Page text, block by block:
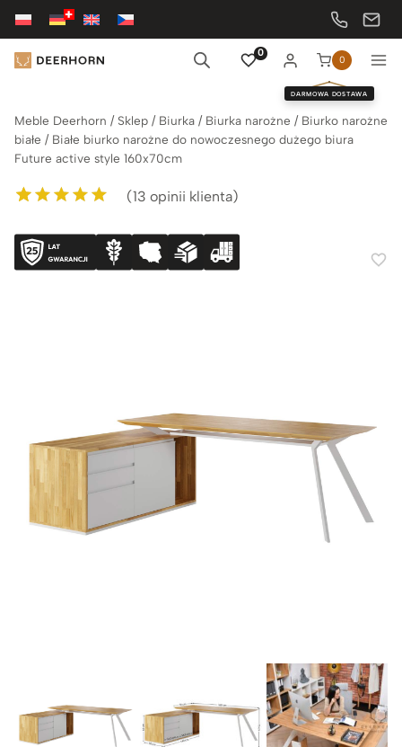
Przejdź
treści
0
0
DARMOWA DOSTAWA
Meble Deerhorn / Sklep / Biurka / Biurka narożne / Biurko narożne
białe / Białe biurko narożne do nowoczesnego dużego biura
Future active style 160x70cm
5.00na 5 na
podstawie
ocen klientów
(13 opinii klienta)